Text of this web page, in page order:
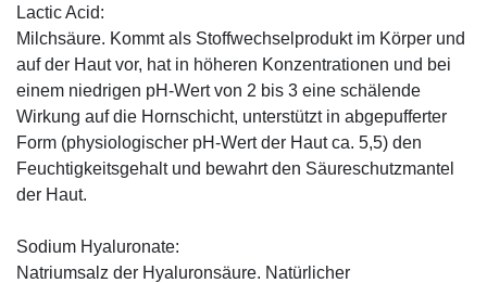
Lactic Acid:
Milchsäure. Kommt als Stoffwechselprodukt im Körper und
auf der Haut vor, hat in höheren Konzentrationen und bei
einem niedrigen pH-Wert von 2 bis 3 eine schälende
Wirkung auf die Hornschicht, unterstützt in abgepufferter
Form (physiologischer pH-Wert der Haut ca. 5,5) den
Feuchtigkeitsgehalt und bewahrt den Säureschutzmantel
der Haut.
Sodium Hyaluronate:
Natriumsalz der Hyaluronsäure. Natürlicher